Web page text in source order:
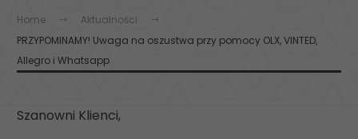
Home
Aktualności
PRZYPOMINAMY! Uwaga na oszustwa przy pomocy OLX, VINTED,
Allegro i Whatsapp
Szanowni Klienci,